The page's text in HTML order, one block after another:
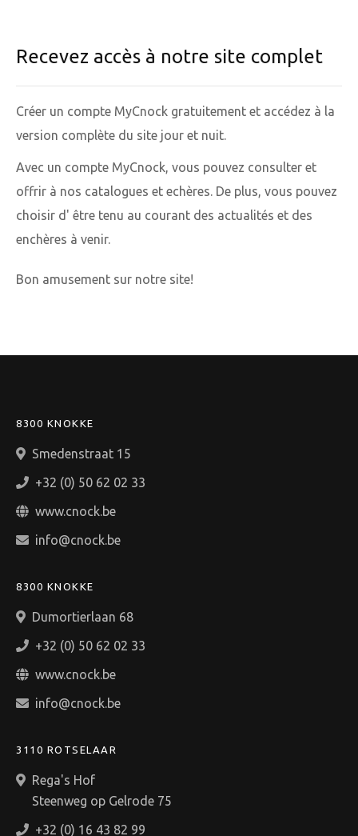
Recevez accès à notre site complet
Créer un compte MyCnock gratuitement et accédez à la
version complète du site jour et nuit.
Avec un compte MyCnock, vous pouvez consulter et
offrir à nos catalogues et echères. De plus, vous pouvez
choisir d' être tenu au courant des actualités et des
enchères à venir.
Bon amusement sur notre site!
8300 KNOKKE
Smedenstraat 15
+32 (0) 50 62 02 33
www.cnock.be
info@cnock.be
8300 KNOKKE
Dumortierlaan 68
+32 (0) 50 62 02 33
www.cnock.be
info@cnock.be
3110 ROTSELAAR
Rega's Hof
Steenweg op Gelrode 75
+32 (0) 16 43 82 99